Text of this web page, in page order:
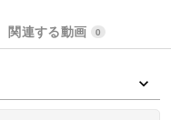
関連する動画 0